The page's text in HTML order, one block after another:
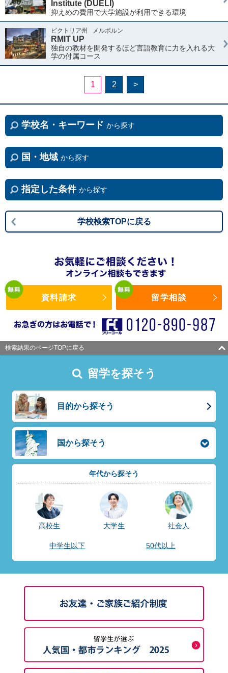
Institute (DUELI)
抑えめの費用で大学施設が利用できる環境
ビクトリア州 メルボルン
RMIT UP
独自の教材を開発するほど言語教育に力を入れる大
学の付属コース
1 2 >
学校名・キーワード から探す
国・地域 から探す
指定した条件 から探す
学校検索TOPに戻る
資料請求 留学相談
検索結果のページTOPに戻る
留学を探そう
目的から探そう
国から探そう
年代から探そう
高校生 大学生 社会人
中学生以下 50代以上